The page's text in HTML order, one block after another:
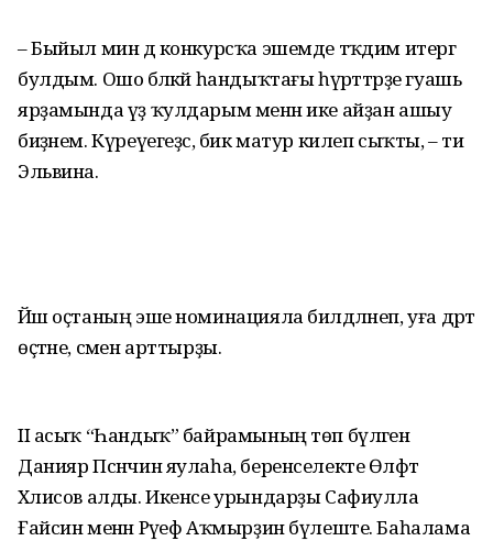
– Быйыл мин дә конкурсҡа эшемде тәҡдим итергә
булдым. Ошо бәләкәй һандыҡтағы һүрәттәрҙе гуашь
ярҙамында үҙ ҡулдарым менән ике айҙан ашыу
биҙәнем. Күреүегеҙсә, бик матур килеп сыҡты, – ти
Эльвина.
Йәш оҫтаның эше номинацияла билдәләнеп, уға дәрт
өҫтәне, сәмен арттырҙы.
II асыҡ “Һандыҡ” байрамының төп бүләген
Данияр Псәнчин яулаһа, беренселекте Өлфәт
Хәлисов алды. Икенсе урындарҙы Сафиулла
Ғайсин менән Рәүеф Аҡмырҙин бүлеште. Баһалама